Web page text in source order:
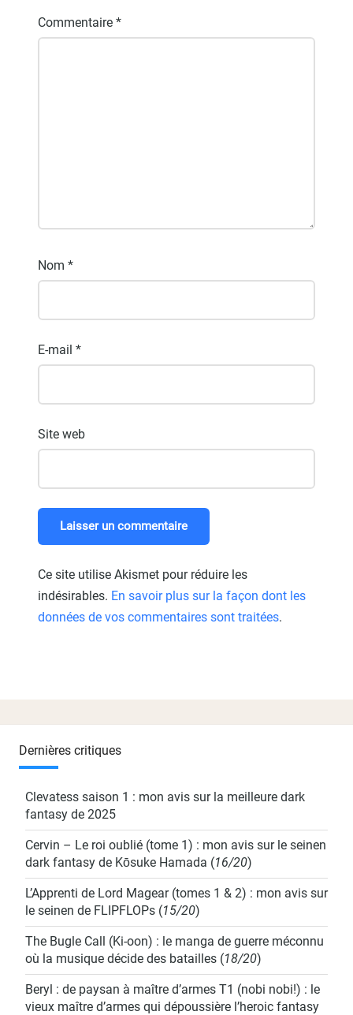
Commentaire *
Nom *
E-mail *
Site web
Ce site utilise Akismet pour réduire les
indésirables. En savoir plus sur la façon dont les
données de vos commentaires sont traitées.
Dernières critiques
Clevatess saison 1 : mon avis sur la meilleure dark
fantasy de 2025
Cervin – Le roi oublié (tome 1) : mon avis sur le seinen
dark fantasy de Kōsuke Hamada (16/20)
L’Apprenti de Lord Magear (tomes 1 & 2) : mon avis sur
le seinen de FLIPFLOPs (15/20)
The Bugle Call (Ki-oon) : le manga de guerre méconnu
où la musique décide des batailles (18/20)
Beryl : de paysan à maître d’armes T1 (nobi nobi!) : le
vieux maître d’armes qui dépoussière l’heroic fantasy